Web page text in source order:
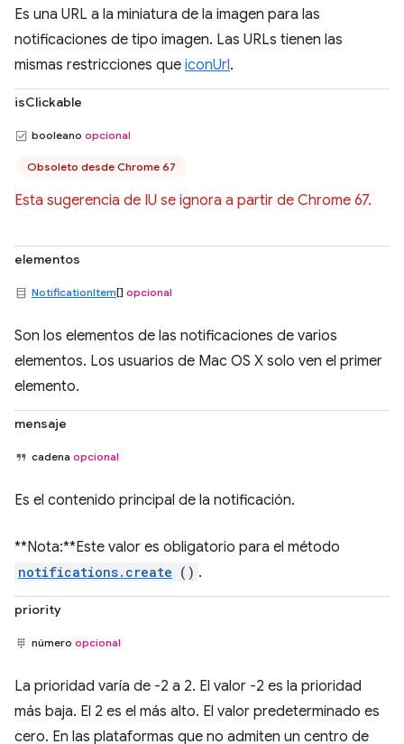
Es una URL a la miniatura de la imagen para las
notificaciones de tipo imagen. Las URLs tienen las
mismas restricciones que iconUrl.
isClickable
booleano opcional
Obsoleto desde Chrome 67
Esta sugerencia de IU se ignora a partir de Chrome 67.
elementos
NotificationItem[] opcional
Son los elementos de las notificaciones de varios
elementos. Los usuarios de Mac OS X solo ven el primer
elemento.
mensaje
cadena opcional
Es el contenido principal de la notificación.
**Nota:**Este valor es obligatorio para el método
notifications.create () .
priority
número opcional
La prioridad varía de -2 a 2. El valor -2 es la prioridad
más baja. El 2 es el más alto. El valor predeterminado es
cero. En las plataformas que no admiten un centro de